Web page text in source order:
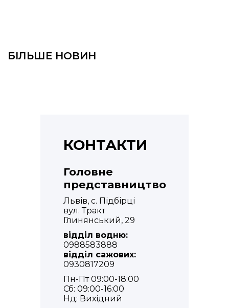
БІЛЬШЕ НОВИН
КОНТАКТИ
Головне
представництво
Львів, с. Підбірці
вул. Тракт
Глинянський, 29
відділ водню:
0988583888
відділ сажових:
0930817209
Пн-Пт 09:00-18:00
Сб: 09:00-16:00
Нд: Вихідний